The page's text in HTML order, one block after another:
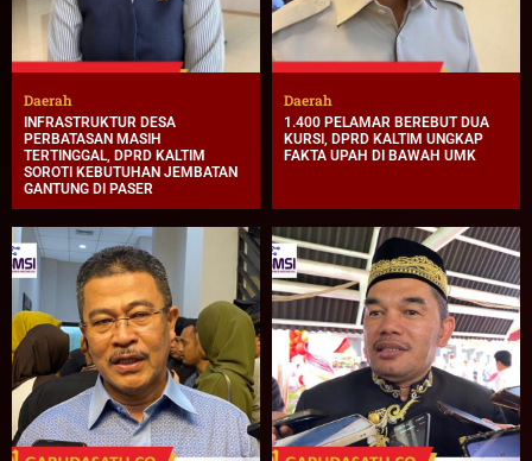
Daerah
INFRASTRUKTUR DESA
PERBATASAN MASIH
TERTINGGAL, DPRD KALTIM
SOROTI KEBUTUHAN JEMBATAN
GANTUNG DI PASER
Daerah
1.400 PELAMAR BEREBUT DUA
KURSI, DPRD KALTIM UNGKAP
FAKTA UPAH DI BAWAH UMK